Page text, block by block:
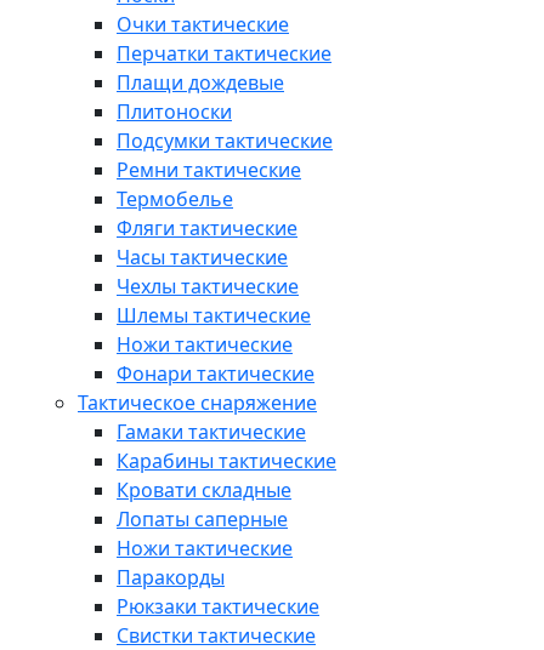
Очки тактические
Перчатки тактические
Плащи дождевые
Плитоноски
Подсумки тактические
Ремни тактические
Термобелье
Фляги тактические
Часы тактические
Чехлы тактические
Шлемы тактические
Ножи тактические
Фонари тактические
Тактическое снаряжение
Гамаки тактические
Карабины тактические
Кровати складные
Лопаты саперные
Ножи тактические
Паракорды
Рюкзаки тактические
Свистки тактические